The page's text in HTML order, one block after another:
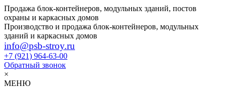
Продажа блок-контейнеров, модульных зданий, постов
охраны и каркасных домов
Производство и продажа блок-контейнеров, модульных
зданий и каркасных домов
info@psb-stroy.ru
+7 (921) 964-63-00
Обратный звонок
×
МЕНЮ